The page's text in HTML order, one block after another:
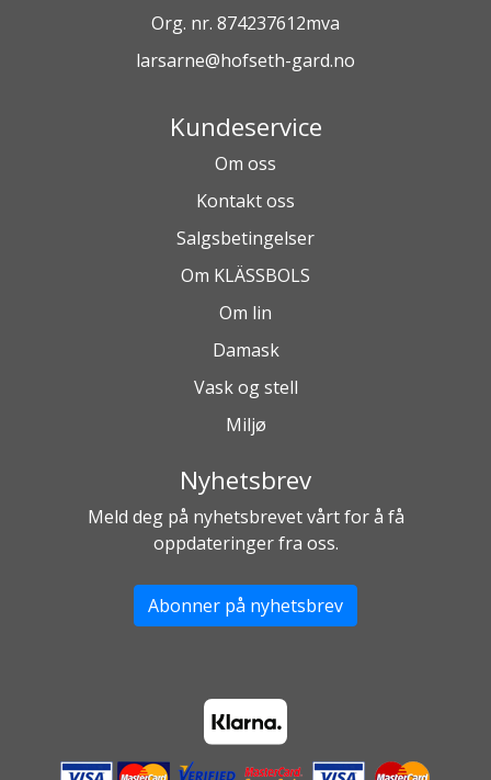
Org. nr. 874237612mva
larsarne@hofseth-gard.no
Kundeservice
Om oss
Kontakt oss
Salgsbetingelser
Om KLÄSSBOLS
Om lin
Damask
Vask og stell
Miljø
Nyhetsbrev
Meld deg på nyhetsbrevet vårt for å få
oppdateringer fra oss.
Abonner på nyhetsbrev